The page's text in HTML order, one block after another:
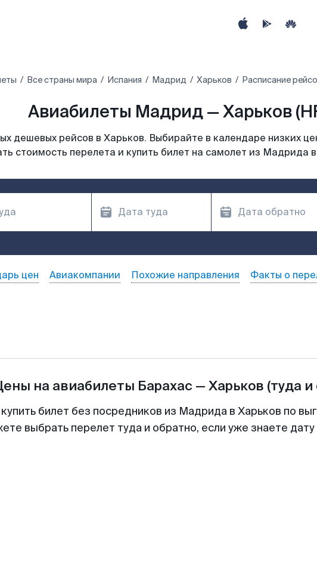
Все страны мира Испания Мадрид Харьков Расписание
Авиабилеты Мадрид — Харьков
дешевых рейсов в Харьков. Выбирайте в календаре низких
стоимость перелета и купить билет на самолет из Мадрида
цен Авиакомпании Похожие направления Факты о
на авиабилеты Барахас — Харьков (туда
билет без посредников из Мадрида в Харьков по
выбрать перелет туда и обратно, если уже знаете